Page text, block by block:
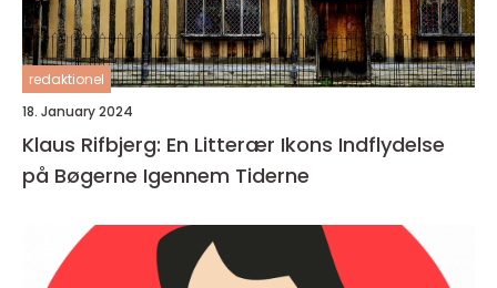
redaktionel
18. January 2024
Klaus Rifbjerg: En Litterær Ikons Indflydelse
på Bøgerne Igennem Tiderne